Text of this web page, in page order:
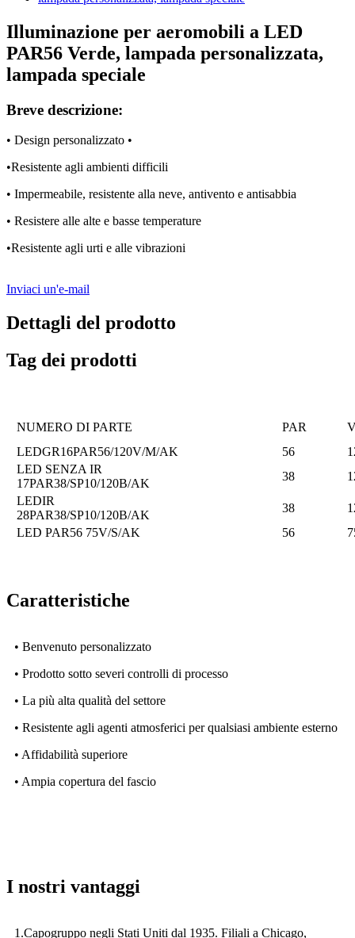
Illuminazione per aeromobili a LED
PAR56 Verde, lampada personalizzata,
lampada speciale
Breve descrizione:
• Design personalizzato •
•Resistente agli ambienti difficili
• Impermeabile, resistente alla neve, antivento e antisabbia
• Resistere alle alte e basse temperature
•Resistente agli urti e alle vibrazioni
Inviaci un'e-mail
Dettagli del prodotto
Tag dei prodotti
NUMERO DI PARTE PAR
LEDGR16PAR56/120V/M/AK
56
LED SENZA IR
17PAR38/SP10/120B/AK
38
LEDIR
28PAR38/SP10/120B/AK
38
LED PAR56 75V/S/AK
56
Caratteristiche
• Benvenuto personalizzato
• Prodotto sotto severi controlli di processo
• La più alta qualità del settore
• Resistente agli agenti atmosferici per qualsiasi ambiente esterno
• Affidabilità superiore
• Ampia copertura del fascio
I nostri vantaggi
1.Capogruppo negli Stati Uniti dal 1935. Filiali a Chicago,